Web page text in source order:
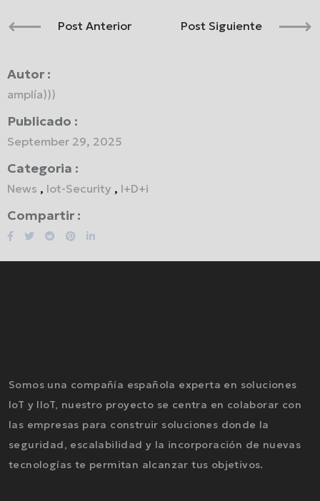
Post Anterior Post Siguiente
Autor :
amplía)))
Publicado :
September 29, 2025
Categoria :
News , Iot-Security , I+D+i
Compartir :
Somos una compañía española experta en soluciones
IoT y IIoT, nuestro proyecto se centra en colaborar con
las empresas para construir soluciones donde la
seguridad, escalabilidad y la incorporación de nuevas
tecnologías te permitan alcanzar tus objetivos.